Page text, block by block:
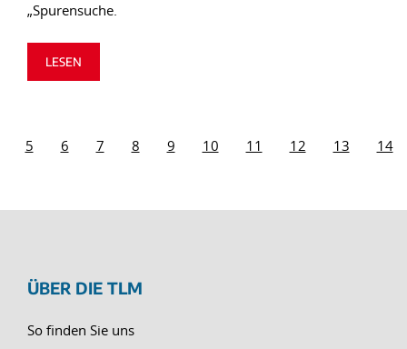
„Spurensuche.
LESEN
5 6 7 8 9 10 11 12 13 14
ÜBER DIE TLM
So finden Sie uns